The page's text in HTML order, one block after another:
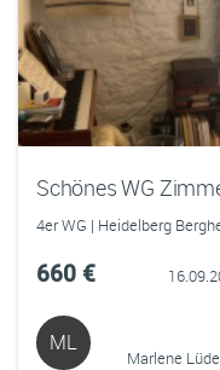
Schönes WG
4er WG | Heidelberg
660 €
ML
Marlene